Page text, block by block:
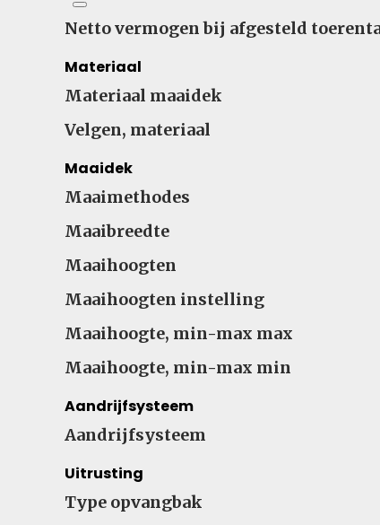
Netto vermogen bij afgesteld
Materiaal
Materiaal maaidek
Velgen, materiaal
Maaidek
Maaimethodes
Maaibreedte
Maaihoogten
Maaihoogten instelling
Maaihoogte, min-max max
Maaihoogte, min-max min
Aandrijfsysteem
Aandrijfsysteem
Uitrusting
Type opvangbak